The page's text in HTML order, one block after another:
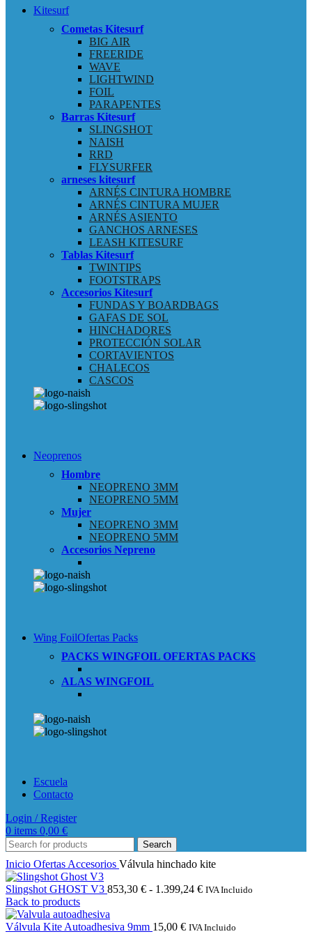
Kitesurf
Cometas Kitesurf
BIG AIR
FREERIDE
WAVE
LIGHTWIND
FOIL
PARAPENTES
Barras Kitesurf
SLINGSHOT
NAISH
RRD
FLYSURFER
arneses kitesurf
ARNÉS CINTURA HOMBRE
ARNÉS CINTURA MUJER
ARNÉS ASIENTO
GANCHOS ARNESES
LEASH KITESURF
Tablas Kitesurf
TWINTIPS
FOOTSTRAPS
Accesorios Kitesurf
FUNDAS Y BOARDBAGS
GAFAS DE SOL
HINCHADORES
PROTECCIÓN SOLAR
CORTAVIENTOS
CHALECOS
CASCOS
Neoprenos
Hombre
NEOPRENO 3MM
NEOPRENO 5MM
Mujer
NEOPRENO 3MM
NEOPRENO 5MM
Accesorios Nepreno
Wing FoilOfertas Packs
PACKS WINGFOIL OFERTAS PACKS
ALAS WINGFOIL
Escuela
Contacto
Login / Register
0 items 0,00 €
Search
Inicio Ofertas Accesorios Válvula hinchado kite
Slingshot GHOST V3 853,30 € - 1.399,24 €Rango
desde
IVA Incluido
Back to products
Válvula Kite Autoadhesiva 9mm 15,00 € IVA Incluido